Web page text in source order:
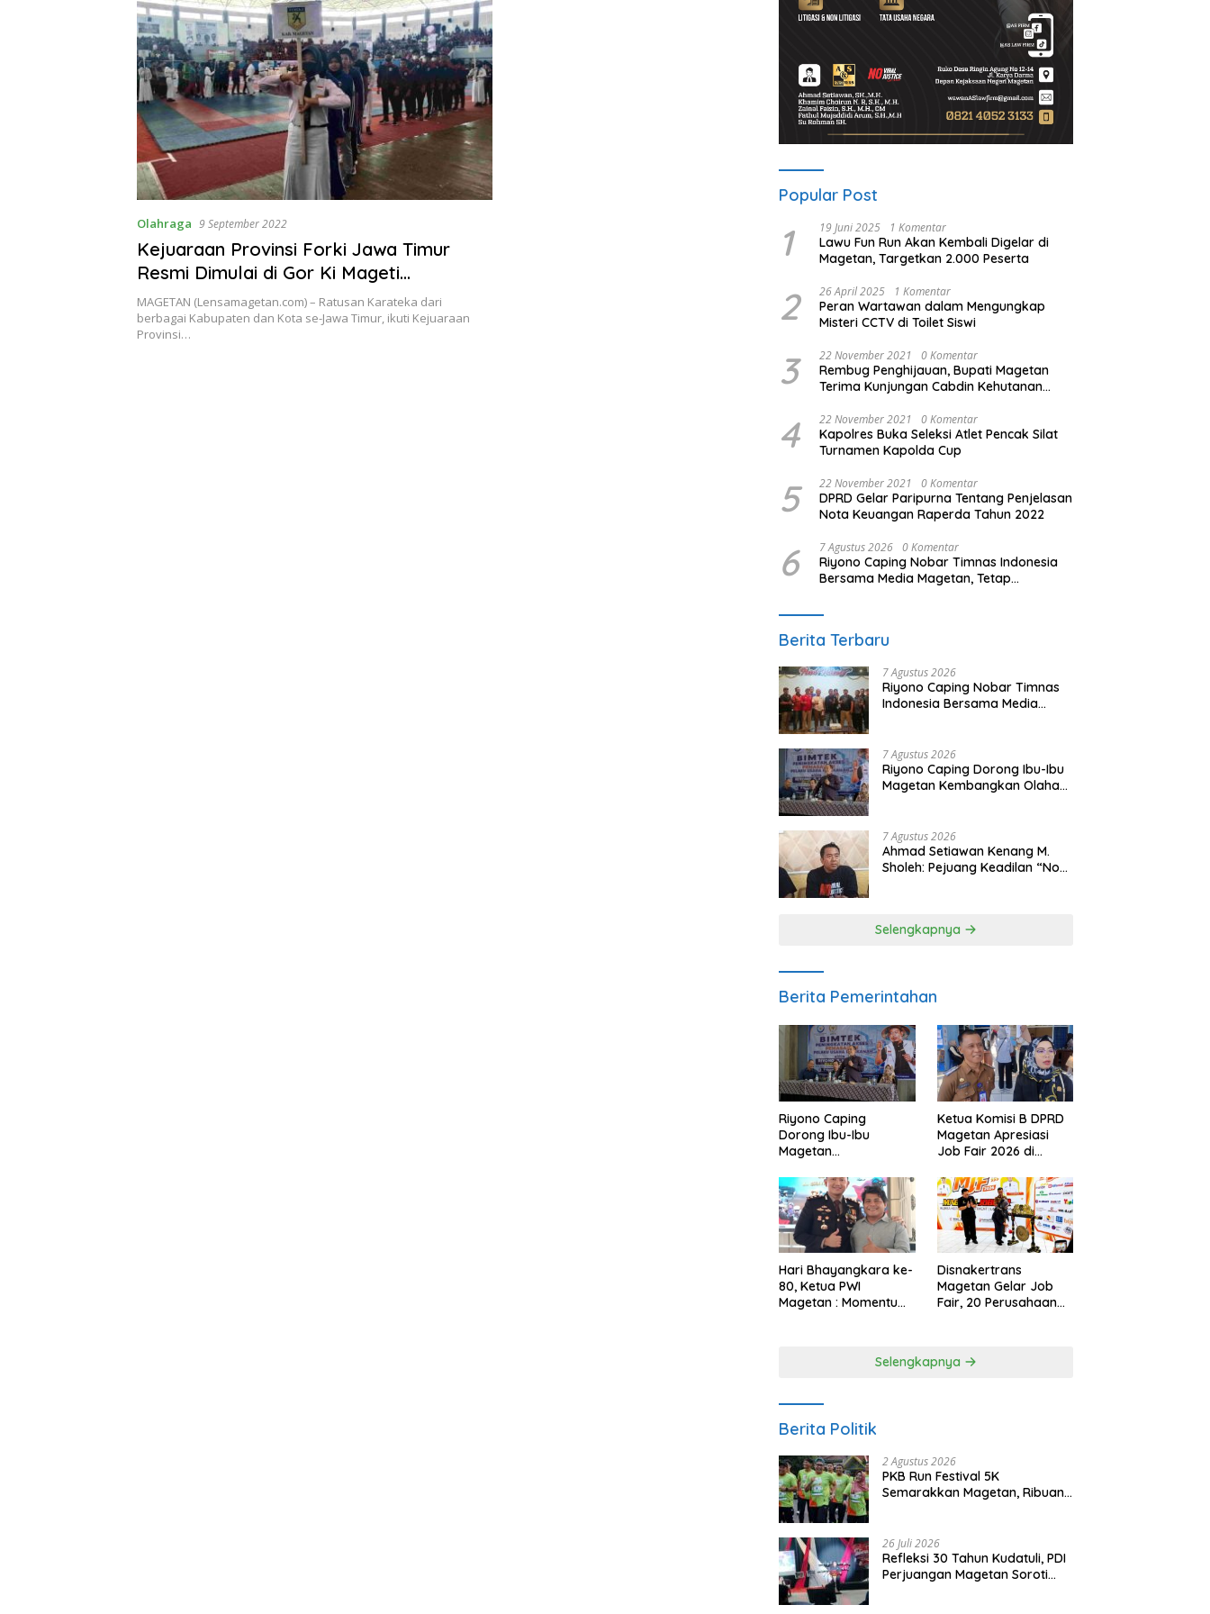
Olahraga 9 September 2022
Kejuaraan Provinsi Forki Jawa Timur
Resmi Dimulai di Gor Ki Mageti
Kabupaten Magetan
MAGETAN (Lensamagetan.com) – Ratusan Karateka dari
berbagai Kabupaten dan Kota se-Jawa Timur, ikuti Kejuaraan
Provinsi…
Popular Post
1 19 Juni 2025 1 Komentar
Lawu Fun Run Akan Kembali Digelar di
Magetan, Targetkan 2.000 Peserta
2 26 April 2025 1 Komentar
Peran Wartawan dalam Mengungkap
Misteri CCTV di Toilet Siswi
3 22 November 2021 0 Komentar
Rembug Penghijauan, Bupati Magetan
Terima Kunjungan Cabdin Kehutanan
4 22 November 2021 0 Komentar
Kapolres Buka Seleksi Atlet Pencak Silat
Turnamen Kapolda Cup
5 22 November 2021 0 Komentar
DPRD Gelar Paripurna Tentang Penjelasan
Nota Keuangan Raperda Tahun 2022
6 7 Agustus 2026 0 Komentar
Riyono Caping Nobar Timnas Indonesia
Bersama Media Magetan, Tetap
Berita Terbaru
7 Agustus 2026
Riyono Caping Nobar Timnas
Indonesia Bersama Media
7 Agustus 2026
Riyono Caping Dorong Ibu-Ibu
Magetan Kembangkan Olahan
7 Agustus 2026
Ahmad Setiawan Kenang M.
Sholeh: Pejuang Keadilan “No
Selengkapnya
Berita Pemerintahan
Riyono Caping
Dorong Ibu-Ibu
Magetan
Ikan, Perkuat Budaya
Gemar Makan Ikan
Ketua Komisi B DPRD
Magetan Apresiasi
Job Fair 2026 di
Anggaran
Hari Bhayangkara ke-
80, Ketua PWI
Magetan : Momentum
Disnakertrans
Magetan Gelar Job
Fair, 20 Perusahaan
Selengkapnya
Berita Politik
2 Agustus 2026
PKB Run Festival 5K
Semarakkan Magetan, Ribuan
26 Juli 2026
Refleksi 30 Tahun Kudatuli, PDI
Perjuangan Magetan Soroti